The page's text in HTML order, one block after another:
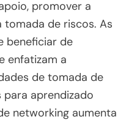
promover a
tomada de riscos. As
beneficiar de
enfatizam a
de tomada de
aprendizado
networking aumenta